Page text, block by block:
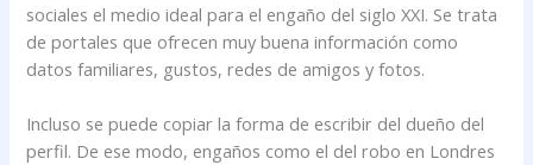
sociales el medio ideal para el engaño del siglo XXI. Se trata
de portales que ofrecen muy buena información como
datos familiares, gustos, redes de amigos y fotos.
Incluso se puede copiar la forma de escribir del dueño del
perfil. De ese modo, engaños como el del robo en Londres